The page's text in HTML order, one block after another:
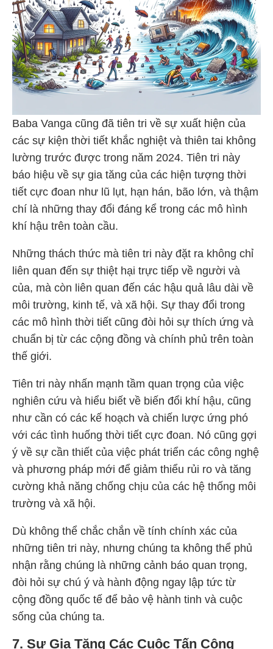
Baba Vanga cũng đã tiên tri về sự xuất hiện của
các sự kiện thời tiết khắc nghiệt và thiên tai không
lường trước được trong năm 2024. Tiên tri này
báo hiệu về sự gia tăng của các hiện tượng thời
tiết cực đoan như lũ lụt, hạn hán, bão lớn, và thậm
chí là những thay đổi đáng kể trong các mô hình
khí hậu trên toàn cầu.
Những thách thức mà tiên tri này đặt ra không chỉ
liên quan đến sự thiệt hại trực tiếp về người và
của, mà còn liên quan đến các hậu quả lâu dài về
môi trường, kinh tế, và xã hội. Sự thay đổi trong
các mô hình thời tiết cũng đòi hỏi sự thích ứng và
chuẩn bị từ các cộng đồng và chính phủ trên toàn
thế giới.
Tiên tri này nhấn mạnh tầm quan trọng của việc
nghiên cứu và hiểu biết về biến đổi khí hậu, cũng
như cần có các kế hoạch và chiến lược ứng phó
với các tình huống thời tiết cực đoan. Nó cũng gợi
ý về sự cần thiết của việc phát triển các công nghệ
và phương pháp mới để giảm thiểu rủi ro và tăng
cường khả năng chống chịu của các hệ thống môi
trường và xã hội.
Dù không thể chắc chắn về tính chính xác của
những tiên tri này, nhưng chúng ta không thể phủ
nhận rằng chúng là những cảnh báo quan trọng,
đòi hỏi sự chú ý và hành động ngay lập tức từ
cộng đồng quốc tế để bảo vệ hành tinh và cuộc
sống của chúng ta.
7. Sự Gia Tăng Các Cuộc Tấn Công